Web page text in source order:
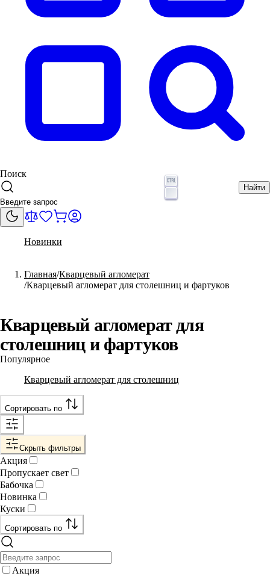
Поиск
Найти
Новинки
Главная Кварцевый агломерат
Кварцевый агломерат для столешниц и фартуков
Кварцевый агломерат для
столешниц и фартуков
Популярное
Кварцевый агломерат для столешниц
Сортировать по
Скрыть фильтры
Акция
Пропускает свет
Бабочка
Новинка
Куски
Сортировать по
Акция